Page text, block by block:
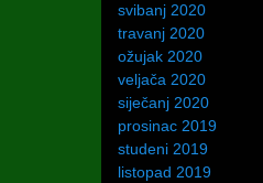
svibanj 2020
travanj 2020
ožujak 2020
veljača 2020
siječanj 2020
prosinac 2019
studeni 2019
listopad 2019